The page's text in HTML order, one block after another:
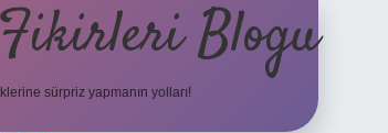
Blogu
sürpriz yapmanın yolları!